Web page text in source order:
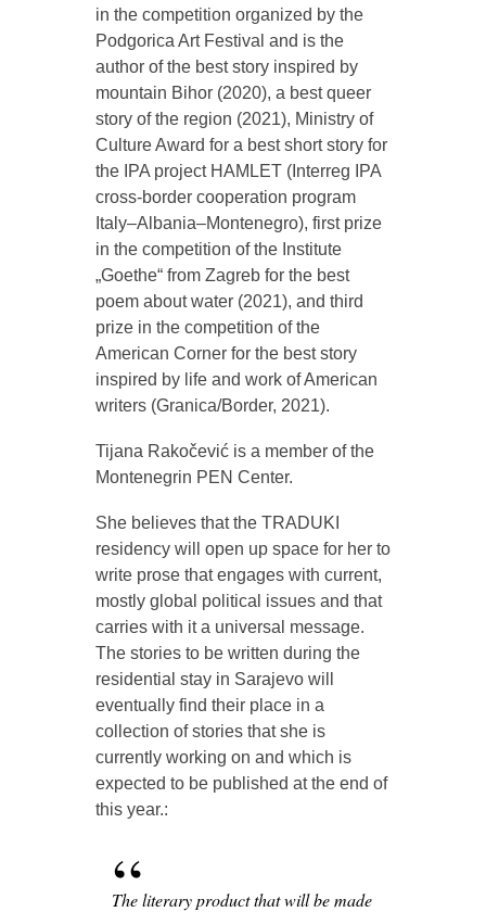
in the competition organized by the
Podgorica Art Festival and is the
author of the best story inspired by
mountain Bihor (2020), a best queer
story of the region (2021), Ministry of
Culture Award for a best short story for
the IPA project HAMLET (Interreg IPA
cross-border cooperation program
Italy‒Albania‒Montenegro), first prize
in the competition of the Institute
„Goethe“ from Zagreb for the best
poem about water (2021), and third
prize in the competition of the
American Corner for the best story
inspired by life and work of American
writers (Granica/Border, 2021).
Tijana Rakočević is a member of the
Montenegrin PEN Center.
She believes that the TRADUKI
residency will open up space for her to
write prose that engages with current,
mostly global political issues and that
carries with it a universal message.
The stories to be written during the
residential stay in Sarajevo will
eventually find their place in a
collection of stories that she is
currently working on and which is
expected to be published at the end of
this year.:
The literary product that will be made